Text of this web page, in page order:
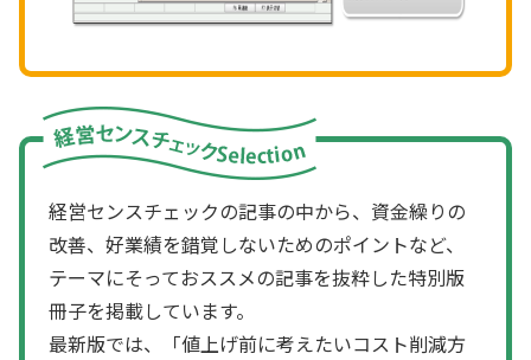
経営センスチェックの記事の中から、資金繰りの
改善、好業績を錯覚しないためのポイントなど、
テーマにそっておススメの記事を抜粋した特別版
冊子を掲載しています。
最新版では、「値上げ前に考えたいコスト削減方